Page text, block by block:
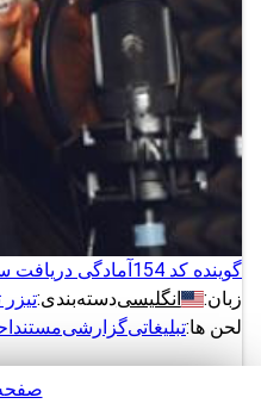
گوینده کد 154
آمادگی دریافت
زبان:
انگلیسیدسته‌بندی:تیزر
لحن ها:تبلیغاتیگزارشیمستند